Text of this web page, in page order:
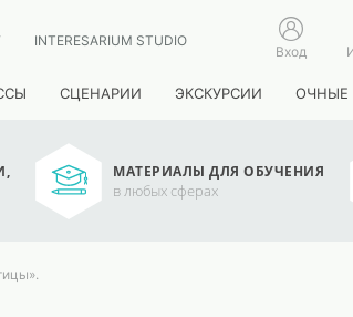
INTERESARIUM STUDIO
Вход
СЦЕНАРИИ ЭКСКУРСИИ ОЧНЫЕ
МАТЕРИАЛЫ ДЛЯ ОБУЧЕНИЯ
в любых сферах